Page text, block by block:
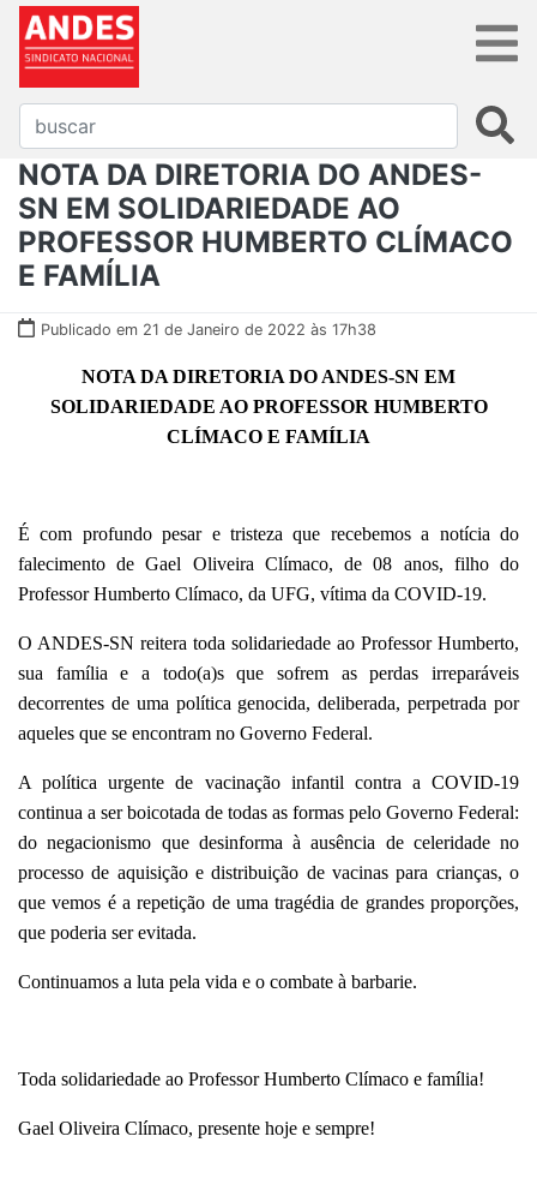
NOTA DA DIRETORIA DO ANDES-
SN EM SOLIDARIEDADE AO
PROFESSOR HUMBERTO CLÍMACO
E FAMÍLIA
Publicado em 21 de Janeiro de 2022 às 17h38
NOTA DA DIRETORIA DO ANDES-SN EM
SOLIDARIEDADE AO PROFESSOR HUMBERTO
CLÍMACO E FAMÍLIA
É com profundo pesar e tristeza que recebemos a notícia do
falecimento de Gael Oliveira Clímaco, de 08 anos, filho do
Professor Humberto Clímaco, da UFG, vítima da COVID-19.
O ANDES-SN reitera toda solidariedade ao Professor Humberto,
sua família e a todo(a)s que sofrem as perdas irreparáveis
decorrentes de uma política genocida, deliberada, perpetrada por
aqueles que se encontram no Governo Federal.
A política urgente de vacinação infantil contra a COVID-19
continua a ser boicotada de todas as formas pelo Governo Federal:
do negacionismo que desinforma à ausência de celeridade no
processo de aquisição e distribuição de vacinas para crianças, o
que vemos é a repetição de uma tragédia de grandes proporções,
que poderia ser evitada.
Continuamos a luta pela vida e o combate à barbarie.
Toda solidariedade ao Professor Humberto Clímaco e família!
Gael Oliveira Clímaco, presente hoje e sempre!